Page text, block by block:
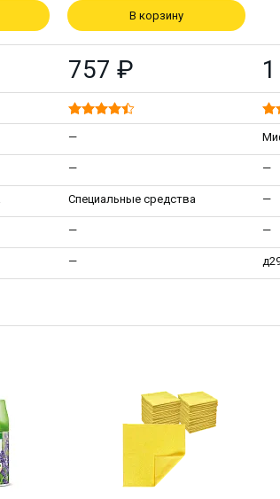
В корзину
757 ₽
—
— —
Специальные средства —
— —
—